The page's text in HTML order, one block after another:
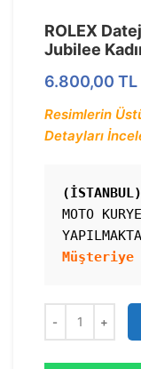
ROLEX
Jubilee
6.800,00 TL
Resimlerin
Detayları
(İSTANBUL)
MOTO